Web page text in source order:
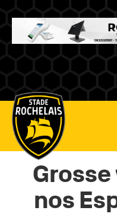
Main
site
navigation
nos